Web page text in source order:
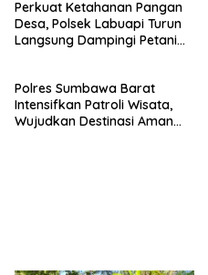
Perkuat Ketahanan Pangan
Desa, Polsek Labuapi Turun
Langsung Dampingi Petani
Polres Sumbawa Barat
Intensifkan Patroli Wisata,
Wujudkan Destinasi Aman